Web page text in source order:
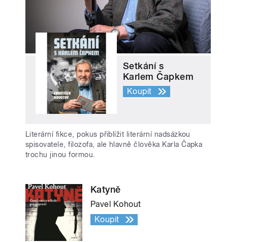
Setkání s
Karlem Čapkem
Koupit
Literární fikce, pokus přiblížit literární nadsázkou
spisovatele, filozofa, ale hlavně člověka Karla Čapka
trochu jinou formou.
Katyně
Pavel Kohout
Koupit